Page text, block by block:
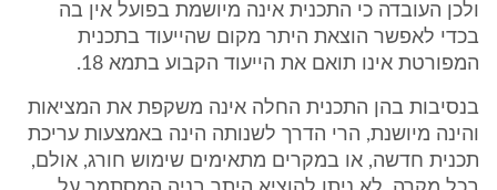
ולכן העובדה כי התכנית אינה מיושמת בפועל אין בה
בכדי לאפשר הוצאת היתר מקום שהייעוד בתכנית
המפורטת אינו תואם את הייעוד הקבוע בתמא 18.
בנסיבות בהן התכנית החלה אינה משקפת את המציאות
והינה מיושנת, הרי הדרך לשנותה הינה באמצעות עריכת
תכנית חדשה, או במקרים מתאימים שימוש חורג, אולם,